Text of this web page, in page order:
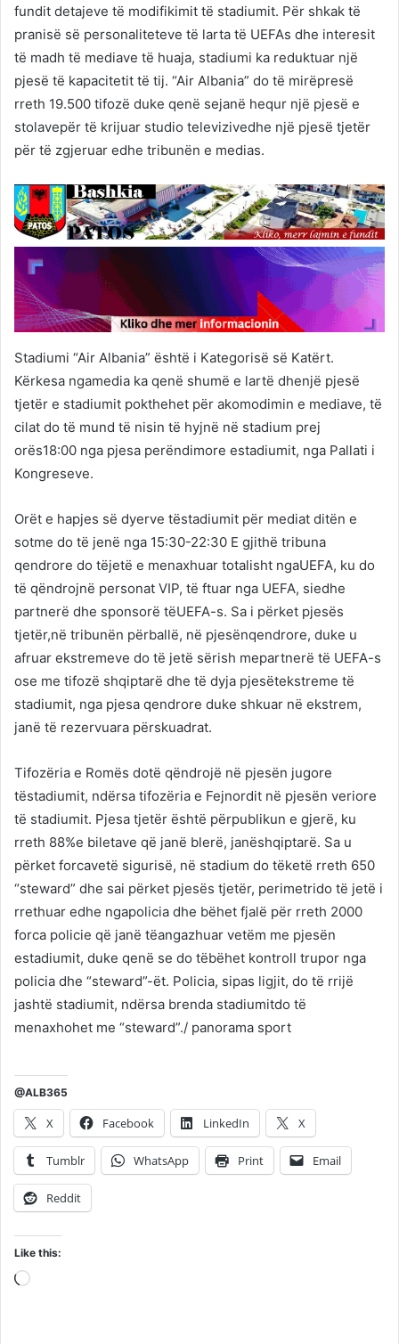
fundit detajeve të modifikimit të stadiumit. Për shkak të
pranisë së personaliteteve të larta të UEFAs dhe interesit
të madh të mediave të huaja, stadiumi ka reduktuar një
pjesë të kapacitetit të tij. “Air Albania” do të mirëpresë
rreth 19.500 tifozë duke qenë sejanë hequr një pjesë e
stolavepër të krijuar studio televizivedhe një pjesë tjetër
për të zgjeruar edhe tribunën e medias.
Stadiumi “Air Albania” është i Kategorisë së Katërt.
Kërkesa ngamedia ka qenë shumë e lartë dhenjë pjesë
tjetër e stadiumit pokthehet për akomodimin e mediave, të
cilat do të mund të nisin të hyjnë në stadium prej
orës18:00 nga pjesa perëndimore estadiumit, nga Pallati i
Kongreseve.
Orët e hapjes së dyerve tëstadiumit për mediat ditën e
sotme do të jenë nga 15:30-22:30 E gjithë tribuna
qendrore do tëjetë e menaxhuar totalisht ngaUEFA, ku do
të qëndrojnë personat VIP, të ftuar nga UEFA, siedhe
partnerë dhe sponsorë tëUEFA-s. Sa i përket pjesës
tjetër,në tribunën përballë, në pjesënqendrore, duke u
afruar ekstremeve do të jetë sërish mepartnerë të UEFA-s
ose me tifozë shqiptarë dhe të dyja pjesëtekstreme të
stadiumit, nga pjesa qendrore duke shkuar në ekstrem,
janë të rezervuara përskuadrat.
Tifozëria e Romës dotë qëndrojë në pjesën jugore
tëstadiumit, ndërsa tifozëria e Fejnordit në pjesën veriore
të stadiumit. Pjesa tjetër është përpublikun e gjerë, ku
rreth 88%e biletave që janë blerë, janëshqiptarë. Sa u
përket forcavetë sigurisë, në stadium do tëketë rreth 650
“steward” dhe sai përket pjesës tjetër, perimetrido të jetë i
rrethuar edhe ngapolicia dhe bëhet fjalë për rreth 2000
forca policie që janë tëangazhuar vetëm me pjesën
estadiumit, duke qenë se do tëbëhet kontroll trupor nga
policia dhe “steward”-ët. Policia, sipas ligjit, do të rrijë
jashtë stadiumit, ndërsa brenda stadiumitdo të
menaxhohet me “steward”./ panorama sport
@ALB365
X Facebook LinkedIn X
Tumblr WhatsApp Print Email
Reddit
Like this:
Loading…